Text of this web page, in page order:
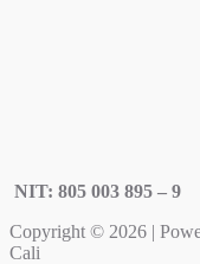
NIT: 805 003 895 – 9
Copyright © 2026 |
Cali